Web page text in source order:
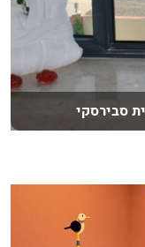
סבירסקי